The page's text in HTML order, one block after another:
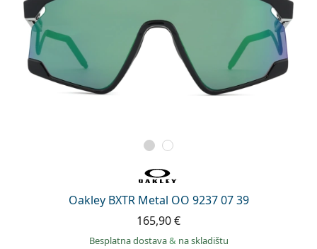
Oakley BXTR Metal OO 9237 07 39
165,90 €
Besplatna dostava& na skladištu